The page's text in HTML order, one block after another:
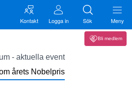
Kontakt Logga in Sök Meny
Bli medlem
- aktuella event
årets Nobelpris